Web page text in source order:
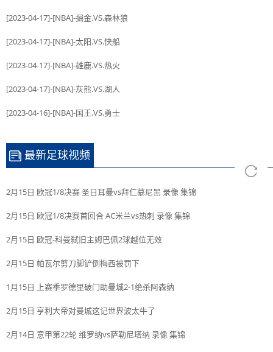
[2023-04-17]-[NBA]-掘金.VS.森林狼
[2023-04-17]-[NBA]-太阳.VS.快船
[2023-04-17]-[NBA]-雄鹿.VS.热火
[2023-04-17]-[NBA]-灰熊.VS.湖人
[2023-04-16]-[NBA]-国王.VS.勇士
最新足球视频
2月15日 欧冠1/8决赛 圣日耳曼vs拜仁慕尼黑 录像 集锦
2月15日 欧冠1/8决赛首回合 AC米兰vs热刺 录像 集锦
2月15日 欧冠-科曼弑旧主姆巴佩2球越位无效
2月15日 帕瓦尔剪刀脚铲倒梅西被罚下
1月15日 上赛季罗德里破门助曼城2-1绝杀阿森纳
2月15日 亨利大帝对曼城这记世界波太牛了
2月14日 意甲第22轮 维罗纳vs萨勒尼塔纳 录像 集锦